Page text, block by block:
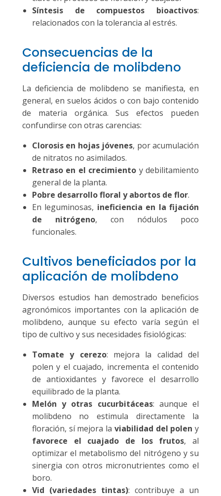
Síntesis de compuestos bioactivos:
relacionados con la tolerancia al estrés.
Consecuencias de la
deficiencia de molibdeno
La deficiencia de molibdeno se manifiesta, en
general, en suelos ácidos o con bajo contenido
de materia orgánica. Sus efectos pueden
confundirse con otras carencias:
Clorosis en hojas jóvenes, por acumulación
de nitratos no asimilados.
Retraso en el crecimiento y debilitamiento
general de la planta.
Pobre desarrollo floral y abortos de flor.
En leguminosas, ineficiencia en la fijación
de nitrógeno, con nódulos poco
funcionales.
Cultivos beneficiados por la
aplicación de molibdeno
Diversos estudios han demostrado beneficios
agronómicos importantes con la aplicación de
molibdeno, aunque su efecto varía según el
tipo de cultivo y sus necesidades fisiológicas:
Tomate y cerezo: mejora la calidad del
polen y el cuajado, incrementa el contenido
de antioxidantes y favorece el desarrollo
equilibrado de la planta.
Melón y otras cucurbitáceas: aunque el
molibdeno no estimula directamente la
floración, sí mejora la viabilidad del polen y
favorece el cuajado de los frutos, al
optimizar el metabolismo del nitrógeno y su
sinergia con otros micronutrientes como el
boro.
Vid (variedades tintas): contribuye a un